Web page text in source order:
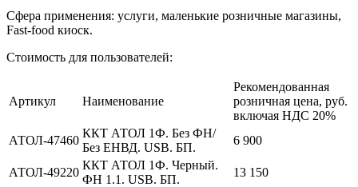
Сфера применения: услуги, маленькие розничные магазины,
Fast-food киоск.
Стоимость для пользователей:
Артикул Наименование
Рекомендованная
розничная цена, руб.
включая НДС 20%
АТОЛ-47460
ККТ АТОЛ 1Ф. Без ФН/
Без ЕНВД. USB. БП.
6 900
АТОЛ-49220
ККТ АТОЛ 1Ф. Черный.
ФН 1.1. USB. БП.
13 150